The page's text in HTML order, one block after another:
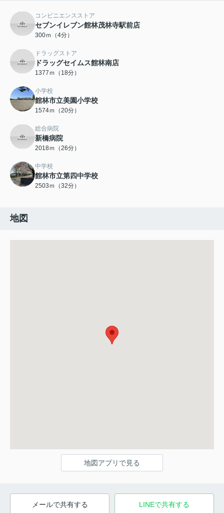
コンビニエンスストア
セブンイレブン館林茂林寺駅前店
300ｍ（4分）
ドラッグストア
ドラッグセイムス館林南店
1377ｍ（18分）
小学校
館林市立美園小学校
1574ｍ（20分）
総合病院
新橋病院
2018ｍ（26分）
中学校
館林市立第四中学校
2503ｍ（32分）
地図
地図アプリで見る
メールで共有する LINEで共有する